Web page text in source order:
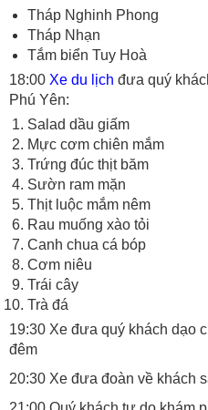
Tháp Nghinh Phong
Tháp Nhạn
Tắm biển Tuy Hoà
18:00 Xe du lịch đưa quý
Phú Yên:
Salad dầu giấm
Mực cơm chiên mắm
Trứng đúc thịt băm
Sườn ram mặn
Thịt luộc mắm nêm
Rau muống xào tỏi
Canh chua cá bóp
Cơm niêu
Trái cây
Trà đá
19:30 Xe đưa quý khách dạo
đêm
20:30 Xe đưa đoàn về khách